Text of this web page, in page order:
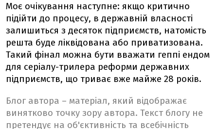
Моє очікування наступне: якщо критично
підійти до процесу, в державній власності
залишиться з десяток підприємств, натомість
решта буде ліквідована або приватизована.
Такий фінал можна бути вважати геппі ендом
для серіалу-трилера реформи державних
підприємств, що триває вже майже 28 років.
Блог автора – матеріал, який відображає
винятково точку зору автора. Текст блогу не
претендує на об'єктивність та всебічність